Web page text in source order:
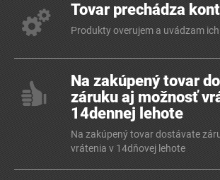
Tovar prechádza
Produkty overujem a uvádzam
Na zakúpený tovar
záruku aj možnosť
14dennej lehote
Na zakúpený tovar dostávate
vrátenia v 14dňovej lehote